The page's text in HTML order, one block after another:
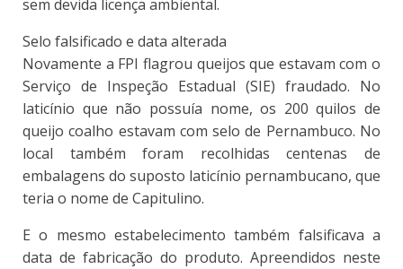
sem devida licença ambiental.
Selo falsificado e data alterada
Novamente a FPI flagrou queijos que estavam com o
Serviço de Inspeção Estadual (SIE) fraudado. No
laticínio que não possuía nome, os 200 quilos de
queijo coalho estavam com selo de Pernambuco. No
local também foram recolhidas centenas de
embalagens do suposto laticínio pernambucano, que
teria o nome de Capitulino.
E o mesmo estabelecimento também falsificava a
data de fabricação do produto. Apreendidos neste